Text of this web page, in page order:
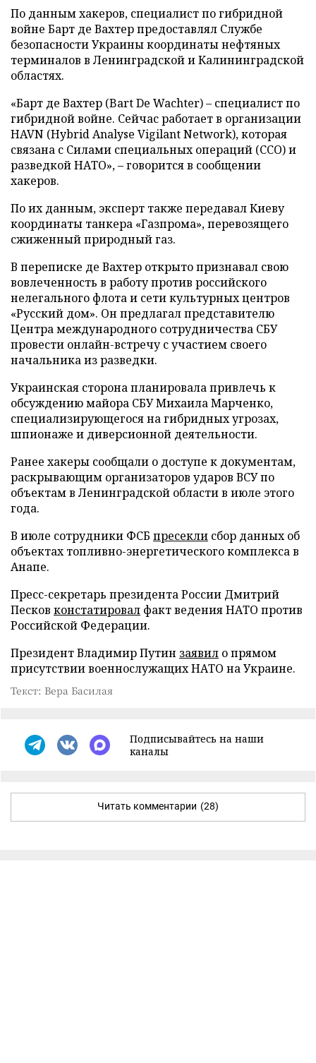
По данным хакеров, специалист по гибридной
войне Барт де Вахтер предоставлял Службе
безопасности Украины координаты нефтяных
терминалов в Ленинградской и Калининградской
областях.
«Барт де Вахтер (Bart De Wachter) – специалист по
гибридной войне. Сейчас работает в организации
HAVN (Hybrid Analyse Vigilant Network), которая
связана с Силами специальных операций (ССО) и
разведкой НАТО», – говорится в сообщении
хакеров.
По их данным, эксперт также передавал Киеву
координаты танкера «Газпрома», перевозящего
сжиженный природный газ.
В переписке де Вахтер открыто признавал свою
вовлеченность в работу против российского
нелегального флота и сети культурных центров
«Русский дом». Он предлагал представителю
Центра международного сотрудничества СБУ
провести онлайн-встречу с участием своего
начальника из разведки.
Украинская сторона планировала привлечь к
обсуждению майора СБУ Михаила Марченко,
специализирующегося на гибридных угрозах,
шпионаже и диверсионной деятельности.
Ранее хакеры сообщали о доступе к документам,
раскрывающим организаторов ударов ВСУ по
объектам в Ленинградской области в июле этого
года.
В июле сотрудники ФСБ пресекли сбор данных об
объектах топливно-энергетического комплекса в
Анапе.
Пресс-секретарь президента России Дмитрий
Песков констатировал факт ведения НАТО против
Российской Федерации.
Президент Владимир Путин заявил о прямом
присутствии военнослужащих НАТО на Украине.
Текст: Вера Басилая
Подписывайтесь на наши
каналы
Читать комментарии (28)